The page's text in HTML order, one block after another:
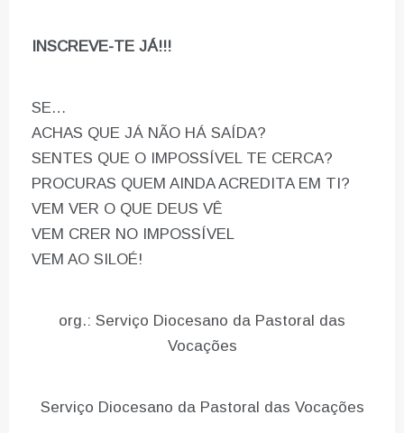
INSCREVE-TE JÁ!!!
SE…
ACHAS QUE JÁ NÃO HÁ SAÍDA?
SENTES QUE O IMPOSSÍVEL TE CERCA?
PROCURAS QUEM AINDA ACREDITA EM TI?
VEM VER O QUE DEUS VÊ
VEM CRER NO IMPOSSÍVEL
VEM AO SILOÉ!
org.: Serviço Diocesano da Pastoral das
Vocações
Serviço Diocesano da Pastoral das Vocações